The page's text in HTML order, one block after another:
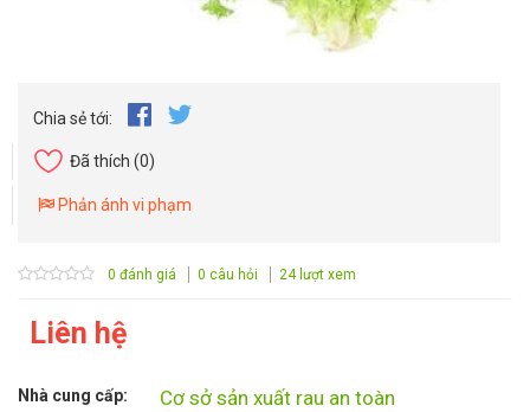
Chia sẻ tới:
Đã thích (0)
Phản ánh vi phạm
0 đánh giá 0 câu hỏi 24 lượt xem
Liên hệ
Nhà cung cấp: Cơ sở sản xuất rau an toàn